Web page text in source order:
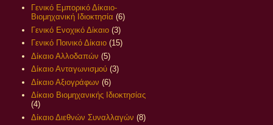
Γενικό Εμπορικό Δίκαιο-
Βιομηχανική Ιδιοκτησία (6)
Γενικό Ενοχικό Δίκαιο (3)
Γενικό Ποινικό Δίκαιο (15)
Δίκαιο Αλλοδαπών (5)
Δίκαιο Ανταγωνισμού (3)
Δίκαιο Αξιογράφων (6)
Δίκαιο Βιομηχανικής Ιδιοκτησίας
(4)
Δίκαιο Διεθνών Συναλλαγών (8)